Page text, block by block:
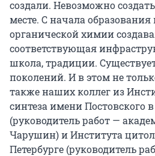
создали. Невозможно
месте. С начала
органической химии
соответствующая
школа, традиции.
поколений. И в этом не
также наших коллег из
синтеза имени Постовского
(руководитель работ —
Чарушин) и Института
Петербурге (руководитель